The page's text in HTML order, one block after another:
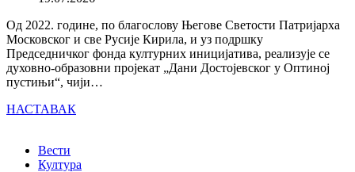
Од 2022. године, по благослову Његове Светости Патријарха
Московског и све Русије Кирила, и уз подршку
Председничког фонда културних иницијатива, реализује се
духовно-образовни пројекат „Дани Достојевског у Оптиној
пустињи“, чији…
НАСТАВАК
Вести
Култура